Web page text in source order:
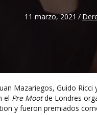
11 marzo, 2021 /
Mazariegos, Guido
el Pre Mootde Londres
y fueron premiados